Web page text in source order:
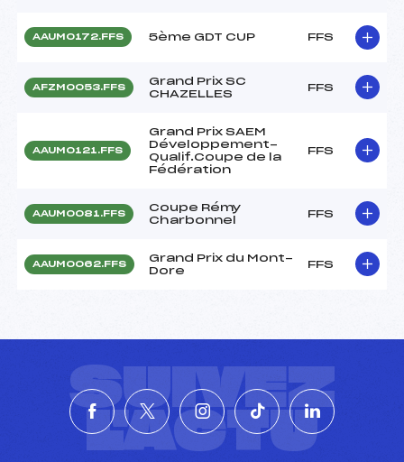
AAUM0172.FFS 5ème GDT CUP FFS
AFZM0053.FFS
Grand Prix SC
CHAZELLES
FFS
AAUM0121.FFS
Grand Prix SAEM
Développement-
Qualif.Coupe de la
Fédération
FFS
AAUM0081.FFS
Coupe Rémy
Charbonnel
FFS
AAUM0062.FFS
Grand Prix du Mont-
Dore
FFS
SUIVEZ
L'ACTU